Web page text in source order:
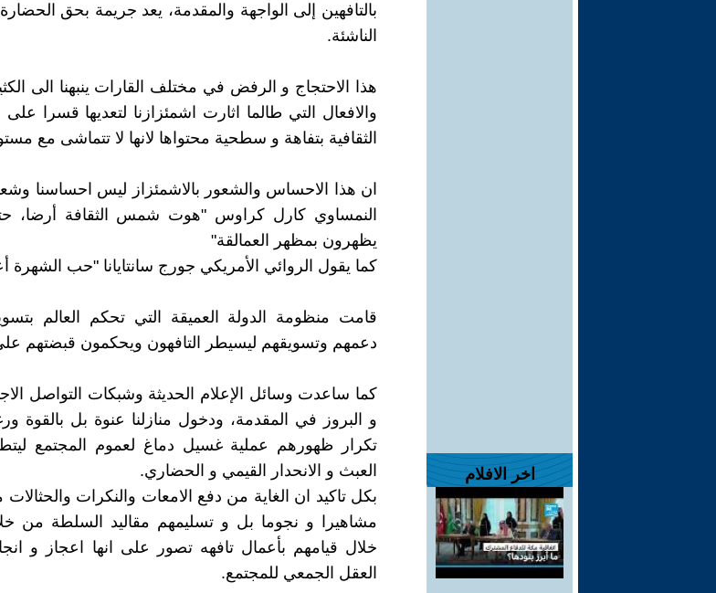
اخر الافلام
بالتافهين إلى الواجهة والمقدمة، يعد جريمة بحق الحضارة
الناشئة.
هذا الاحتجاج و الرفض في مختلف القارات ينبهنا الى
والافعال التي طالما اثارت اشمئزازنا لتعديها قسرا على
الثقافية بتفاهة و سطحية محتواها لانها لا تتماشى مع
ان هذا الاحساس والشعور بالاشمئزاز ليس احساسنا
النمساوي كارل كراوس "هوت شمس الثقافة أرضا،
يظهرون بمظهر العمالقة"
كما يقول الروائي الأمريكي جورج سانتايانا "حب الشهرة
قامت منظومة الدولة العميقة التي تحكم العالم
دعمهم وتسويقهم ليسيطر التافهون ويحكمون قبضتهم
كما ساعدت وسائل الإعلام الحديثة وشبكات التواصل
و البروز في المقدمة، ودخول منازلنا عنوة بل بالقوة
تكرار ظهورهم عملية غسيل دماغ لعموم المجتمع
العبث و الانحدار القيمي و الحضاري.
بكل تاكيد ان الغاية من دفع الامعات والنكرات والحثالات
مشاهيرا و نجوما بل و تسليمهم مقاليد السلطة من
خلال قيامهم بأعمال تافهه تصور على انها اعجاز و
العقل الجمعي للمجتمع.